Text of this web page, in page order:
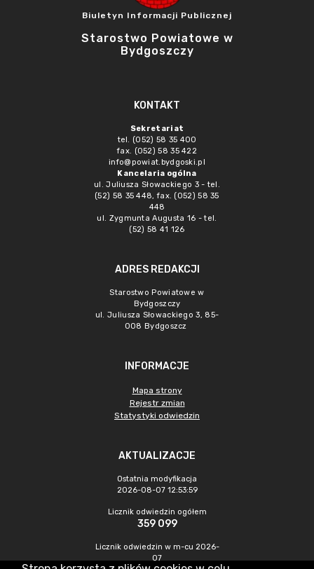
Biuletyn Informacji Publicznej
Starostwo Powiatowe w
Bydgoszczy
KONTAKT
Sekretariat
tel. (052) 58 35 400
fax. (052) 58 35 422
info@powiat.bydgoski.pl
Kancelaria ogólna
ul. Juliusza Słowackiego 3 - tel.
(52) 58 35 448, fax. (052) 58 35
448
ul. Zygmunta Augusta 16 - tel.
(52) 58 41 126
ADRES REDAKCJI
Starostwo Powiatowe w
Bydgoszczy
ul. Juliusza Słowackiego 3, 85-
008 Bydgoszcz
INFORMACJE
Mapa strony
Rejestr zmian
Statystyki odwiedzin
AKTUALIZACJE
Ostatnia modyfikacja
2026-08-07 12:53:59
Licznik odwiedzin ogółem
359 099
Licznik odwiedzin w m-cu 2026-
07